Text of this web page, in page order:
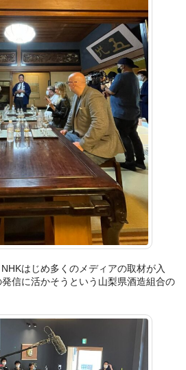
はじめ多くのメディアの取材が入
信に活かそうという山梨県酒造組合の